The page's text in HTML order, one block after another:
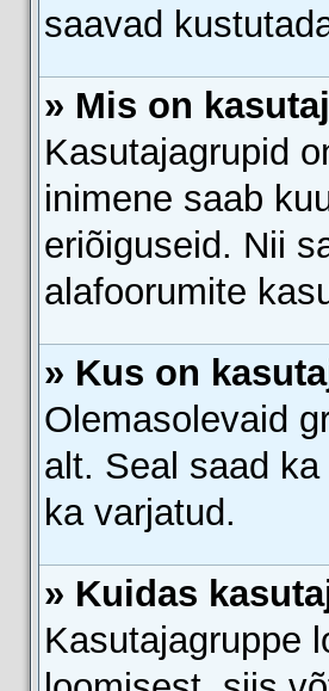
saavad
» Mis on
Kasutajagrupid
inimene saab
eriõiguseid. Nii
alafoorumite
» Kus on
Olemasolevaid
alt. Seal saad
ka varjatud.
» Kuidas
Kasutajagruppe